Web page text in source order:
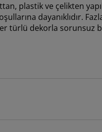
plastik ve çelikten
dayanıklıdır.
türlü dekorla sorunsuz